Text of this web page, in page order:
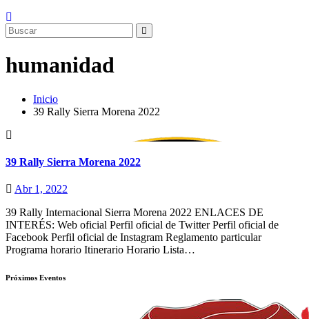
humanidad
Inicio
39 Rally Sierra Morena 2022
39 Rally Sierra Morena 2022
Abr 1, 2022
39 Rally Internacional Sierra Morena 2022 ENLACES DE
INTERÉS: Web oficial Perfil oficial de Twitter Perfil oficial de
Facebook Perfil oficial de Instagram Reglamento particular
Programa horario Itinerario Horario Lista…
Próximos Eventos